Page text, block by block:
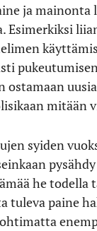
ja mainonta
Esimerkiksi
ostamaan
mitään
syiden
he todella
tuleva paine